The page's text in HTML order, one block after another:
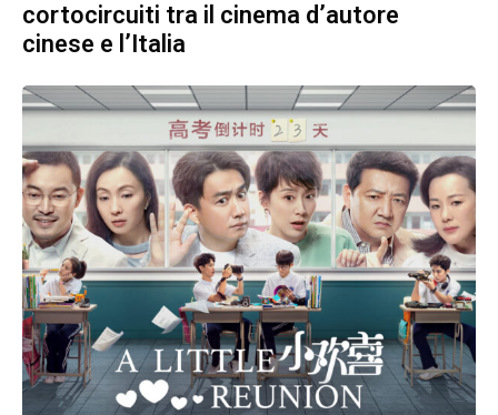
cortocircuiti tra il cinema d’autore
cinese e l’Italia